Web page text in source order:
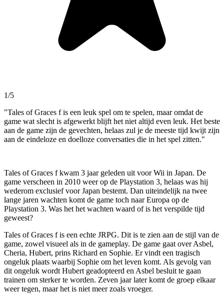
1/5
"Tales of Graces f is een leuk spel om te spelen, maar omdat de
game wat slecht is afgewerkt blijft het niet altijd even leuk. Het beste
aan de game zijn de gevechten, helaas zul je de meeste tijd kwijt zijn
aan de eindeloze en doelloze conversaties die in het spel zitten."
Tales of Graces f kwam 3 jaar geleden uit voor Wii in Japan. De
game verscheen in 2010 weer op de Playstation 3, helaas was hij
wederom exclusief voor Japan bestemt. Dan uiteindelijk na twee
lange jaren wachten komt de game toch naar Europa op de
Playstation 3. Was het het wachten waard of is het verspilde tijd
geweest?
Tales of Graces f is een echte JRPG. Dit is te zien aan de stijl van de
game, zowel visueel als in de gameplay. De game gaat over Asbel,
Cheria, Hubert, prins Richard en Sophie. Er vindt een tragisch
ongeluk plaats waarbij Sophie om het leven komt. Als gevolg van
dit ongeluk wordt Hubert geadopteerd en Asbel besluit te gaan
trainen om sterker te worden. Zeven jaar later komt de groep elkaar
weer tegen, maar het is niet meer zoals vroeger.